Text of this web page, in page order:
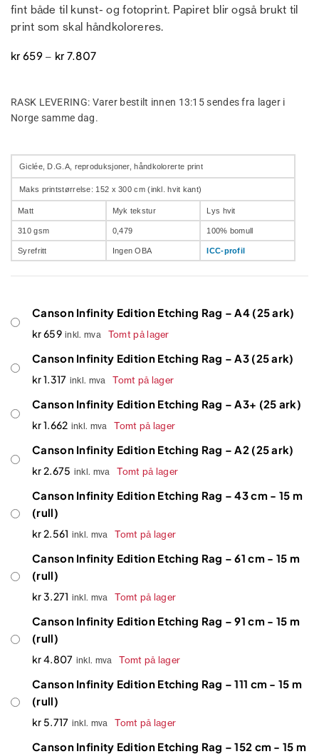
fint både til kunst- og fotoprint. Papiret blir også brukt til
print som skal håndkoloreres.
kr 659 – kr 7.807
RASK LEVERING: Varer bestilt innen 13:15 sendes fra lager i
Norge samme dag.
Giclée, D.G.A, reproduksjoner, håndkolorerte print
Maks printstørrelse: 152 x 300 cm (inkl. hvit kant)
Matt Myk tekstur Lys hvit
310 gsm 0,479 100% bomull
Syrefritt Ingen OBA ICC-profil
Canson Infinity Edition Etching Rag – A4 (25 ark)
kr659 inkl. mva Tomt på lager
Canson Infinity Edition Etching Rag – A3 (25 ark)
kr1.317 inkl. mva Tomt på lager
Canson Infinity Edition Etching Rag – A3+ (25 ark)
kr1.662 inkl. mva Tomt på lager
Canson Infinity Edition Etching Rag – A2 (25 ark)
kr2.675 inkl. mva Tomt på lager
Canson Infinity Edition Etching Rag – 43 cm - 15 m
(rull)
kr2.561 inkl. mva Tomt på lager
Canson Infinity Edition Etching Rag – 61 cm - 15 m
(rull)
kr3.271 inkl. mva Tomt på lager
Canson Infinity Edition Etching Rag – 91 cm - 15 m
(rull)
kr4.807 inkl. mva Tomt på lager
Canson Infinity Edition Etching Rag – 111 cm - 15 m
(rull)
kr 5.717 inkl. mva Tomt på lager
Canson Infinity Edition Etching Rag – 152 cm - 15 m